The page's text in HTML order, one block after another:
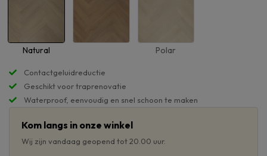
Contactgeluidreductie
Geschikt voor traprenovatie
Waterproof, eenvoudig en snel schoon te maken
Natural Polar
Kom langs in onze winkel
Wij zijn vandaag geopend tot 20.00 uur.